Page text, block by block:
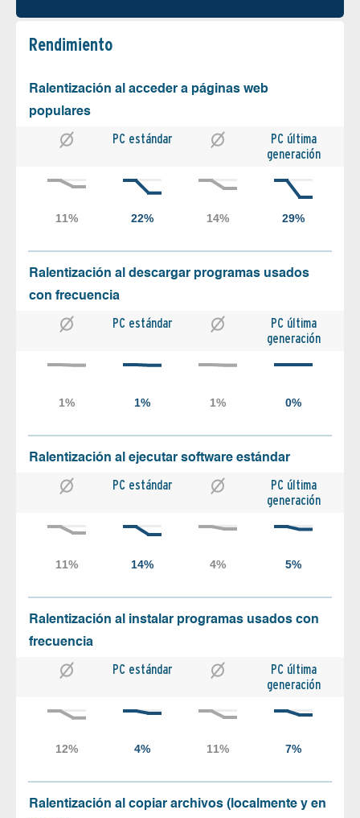
Rendimiento
Ralentización al acceder a páginas web
populares
PC estándar
PC última
generación
Ralentización al descargar programas usados
con frecuencia
PC estándar
PC última
generación
Ralentización al ejecutar software estándar
PC estándar
PC última
generación
Ralentización al instalar programas usados con
frecuencia
PC estándar
PC última
generación
Ralentización al copiar archivos (localmente y en